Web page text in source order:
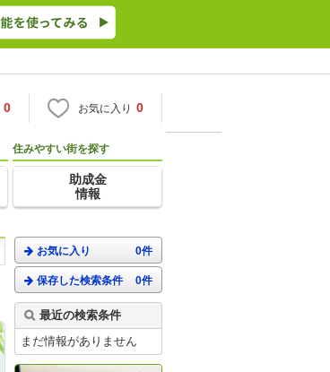
0 お気に入り 0
住みやすい街を探す
助成金
情報
お気に入り 0件
保存した検索条件 0件
最近の検索条件
まだ情報がありません